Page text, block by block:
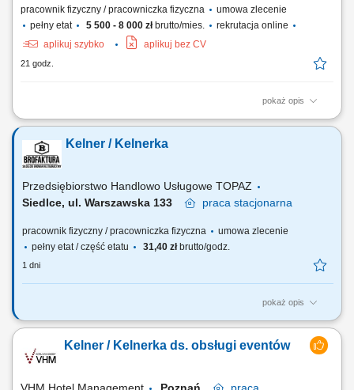
pracownik fizyczny / pracowniczka fizyczna
umowa zlecenie
pełny etat
5 500 - 8 000 złbrutto/mies.
rekrutacja online
aplikuj szybko
aplikuj bez CV
21 godz.
pokaż opis
Zakres obowiązków: obsługa klientów w punktach sprzedaży
zewnętrznych; zapewnienie wysokiej jakości obsługi kelnerskiej i
barmańskiej; przestrzeganie przepisów i procedur obowiązujących w
Kelner / Kelnerka
Przedsiębiorstwo Handlowo Usługowe TOPAZ
Siedlce, ul. Warszawska 133
praca stacjonarna
pracownik fizyczny / pracowniczka fizyczna
umowa zlecenie
pełny etat / część etatu
31,40 złbrutto/godz.
1 dni
pokaż opis
Twoje główne zadania: obsługa Gości i serwowanie potraw zgodnie z
obowiązującymi standardami jakości obsługi; znajomość karty menu i
proponowanie dodatkowych potraw/napoi; stała współpraca z
zespołem kuchni, baru itd. dbałość o czystość i porządek w miejscu
Kelner / Kelnerka ds. obsługi eventów